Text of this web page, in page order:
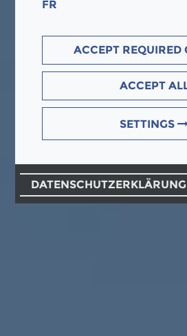
FR
ACCEPT REQUIRED
ACCEPT
SETTINGS
DATENSCHUTZERKLÄRUNG